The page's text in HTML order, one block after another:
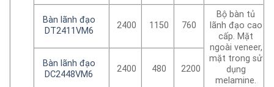
Bàn lãnh đạo
DT2411VM6
2400 1150 760
Bộ bàn tủ
lãnh đạo cao
cấp. Mặt
ngoài veneer,
mặt trong sử
dụng
melamine.
Bàn lãnh đạo
DC2448VM6
2400 480 2200